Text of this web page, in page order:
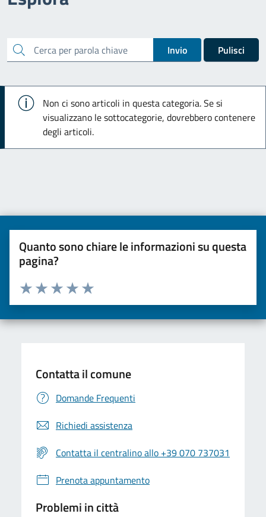
cerca Invio Pulisci
Info
Non ci sono articoli in questa categoria. Se si
visualizzano le sottocategorie, dovrebbero contenere
degli articoli.
Quanto sono chiare le informazioni su questa
pagina?
Valuta da 1 a 5 stelle la pagina
Valuta 5 stelle su 5
Valuta 4 stelle su 5
Valuta 3 stelle su 5
Valuta 2 stelle su 5
Valuta una stella su 5
Contatta il comune
Domande Frequenti
Richiedi assistenza
Contatta il centralino allo +39 070 737031
Prenota appuntamento
Problemi in città